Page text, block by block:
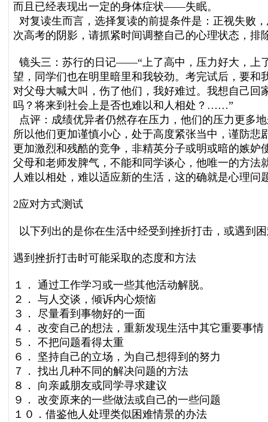
而且已经表现出一定的身体症状——失眠。
对复读生而言，选择复读的前提条件是：正视失败
次高考的阴影，请抓紧时间调整自己的心理状态，排
镜头三：苏行的日记——“上了高中，压力好大，上
望，同学们也在明里暗里和我较劲。考完试后，要
对父母大喊大叫，伤了他们，我好难过。我想自己
吗？将来到社会上是否也难以和人相处？……”
点评：成绩优异者仍然存在压力，他们的压力更多
所以他们更加谨慎小心，处于高度紧张当中，谨防
更加激烈和残酷的竞争，非精英分子或明或暗的嫉
父母和老师发脾气，不能和同学谈心，他唯一的方
人难以相处，难以适应新的生活，这的确就是心理问
2应对方式测试
以下列出的是你在生活中经受到挫折打击，或遇到
遇到挫折打击时可能采取的态度和方法
１． 通过工作学习或一些其他活动解脱。
２． 与人交谈，倾诉内心烦恼
３． 尽量看到事物好的一面
４． 改变自己的想法，重新发现生活中其它重要事情
５． 不把问题看得太重
６． 坚持自己的立场，为自己想得到的努力
７． 找出几种不同的解决问题的方法
８． 向亲戚朋友或同学寻求建议
９． 改变原来的一些做法或自己的一些问题
１０．借鉴他人处理类似困难情景的办法